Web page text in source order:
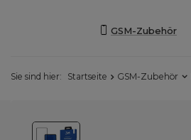
GSM-Zubehör
Sie sind hier: Startseite GSM-Zubehör